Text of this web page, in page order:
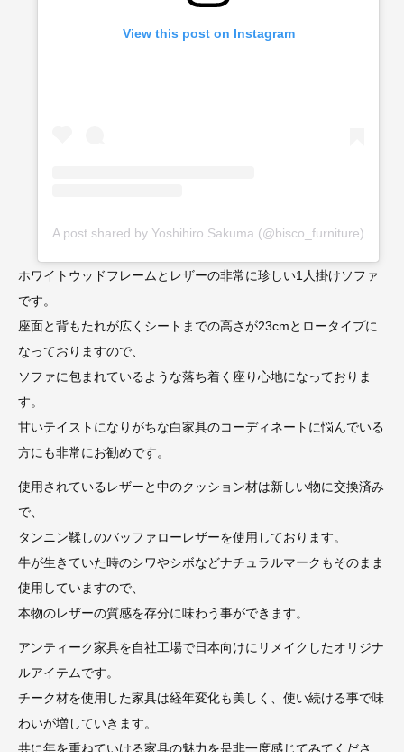
View this post on Instagram
A post shared by Yoshihiro Sakuma (@bisco_furniture)
ホワイトウッドフレームとレザーの非常に珍しい1人掛けソファ
です。
座面と背もたれが広くシートまでの高さが23cmとロータイプに
なっておりますので、
ソファに包まれているような落ち着く座り心地になっておりま
す。
甘いテイストになりがちな白家具のコーディネートに悩んでいる
方にも非常にお勧めです。
使用されているレザーと中のクッション材は新しい物に交換済み
で、
タンニン鞣しのバッファローレザーを使用しております。
牛が生きていた時のシワやシボなどナチュラルマークもそのまま
使用していますので、
本物のレザーの質感を存分に味わう事ができます。
アンティーク家具を自社工場で日本向けにリメイクしたオリジナ
ルアイテムです。
チーク材を使用した家具は経年変化も美しく、使い続ける事で味
わいが増していきます。
共に年を重ねていける家具の魅力を是非一度感じてみてくださ